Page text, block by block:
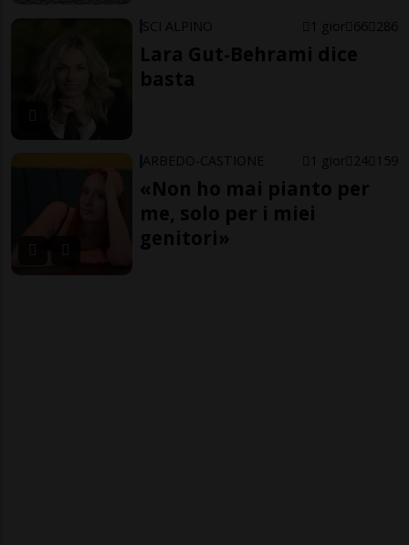
SCI ALPINO 1 gior 66 286
Lara Gut-Behrami dice
basta
ARBEDO-CASTIONE 1 gior 24 159
«Non ho mai pianto per
me, solo per i miei
genitori»